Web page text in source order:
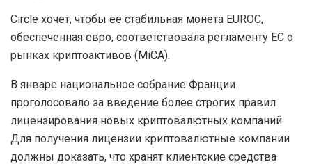
Circle хочет, чтобы ее стабильная монета EUROC,
обеспеченная евро, соответствовала регламенту ЕС о
рынках криптоактивов (MiCA).
В январе национальное собрание Франции
проголосовало за введение более строгих правил
лицензирования новых криптовалютных компаний.
Для получения лицензии криптовалютные компании
должны доказать, что хранят клиентские средства